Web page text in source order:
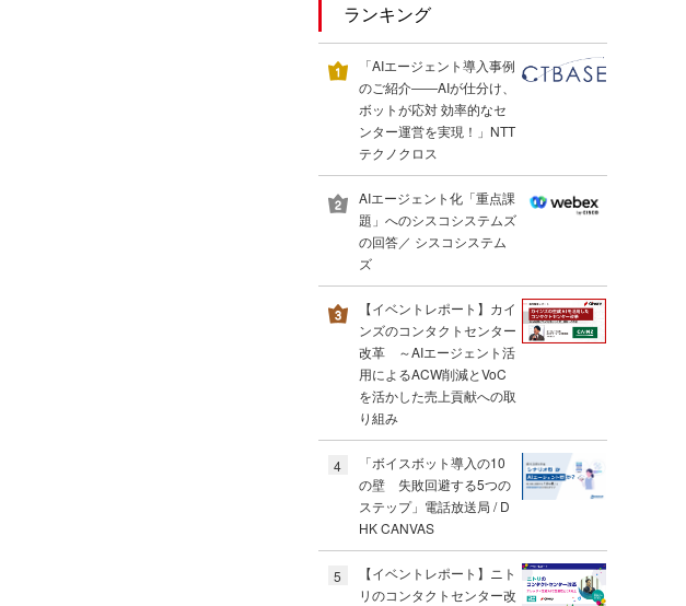
ランキング
「AIエージェント導入事例
のご紹介――AIが仕分け、
ボットが応対 効率的なセ
ンター運営を実現！」NTT
テクノクロス
AIエージェント化「重点課
題」へのシスコシステムズ
の回答／ シスコシステム
ズ
【イベントレポート】カイ
ンズのコンタクトセンター
改革 ～AIエージェント活
用によるACW削減とVoC
を活かした売上貢献への取
り組み
4
「ボイスボット導入の10
の壁 失敗回避する5つの
ステップ」電話放送局 / D
HK CANVAS
5
【イベントレポート】ニト
リのコンタクトセンター改